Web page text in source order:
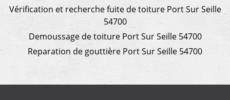
Vérification et recherche fuite de toiture Port Sur Seille
54700
Demoussage de toiture Port Sur Seille 54700
Reparation de gouttière Port Sur Seille 54700